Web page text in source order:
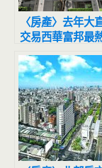
〈房產〉去年大
交易西華富邦最
占比近半